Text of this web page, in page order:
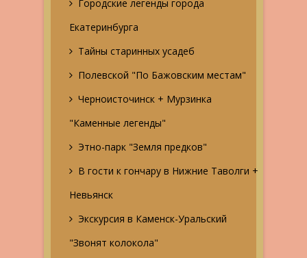
Городские легенды города
Екатеринбурга
Тайны старинных усадеб
Полевской "По Бажовским местам"
Черноисточинск + Мурзинка
"Каменные легенды"
Этно-парк "Земля предков"
В гости к гончару в Нижние Таволги +
Невьянск
Экскурсия в Каменск-Уральский
"Звонят колокола"